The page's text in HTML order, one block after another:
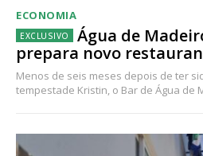
ECONOMIA
Água de
prepara novo
Menos de seis meses depois de ter
tempestade Kristin, o Bar de Água de